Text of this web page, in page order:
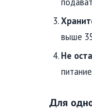
выше
Не
Для